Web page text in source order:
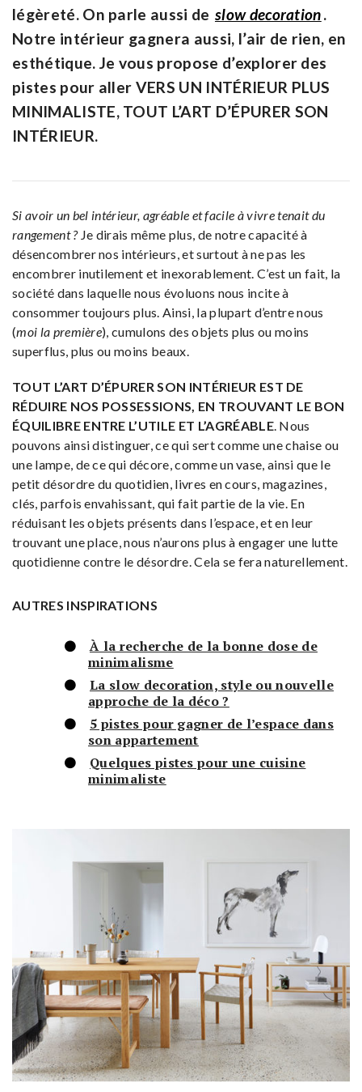
légèreté. On parle aussi de slow decoration.
Notre intérieur gagnera aussi, l’air de rien, en
esthétique. Je vous propose d’explorer des
pistes pour aller VERS UN INTÉRIEUR PLUS
MINIMALISTE, TOUT L’ART D’ÉPURER SON
INTÉRIEUR.
Si avoir un bel intérieur, agréable et facile à vivre tenait du
rangement ? Je dirais même plus, de notre capacité à
désencombrer nos intérieurs, et surtout à ne pas les
encombrer inutilement et inexorablement. C’est un fait, la
société dans laquelle nous évoluons nous incite à
consommer toujours plus. Ainsi, la plupart d’entre nous
(moi la première), cumulons des objets plus ou moins
superflus, plus ou moins beaux.
TOUT L’ART D’ÉPURER SON INTÉRIEUR EST DE
RÉDUIRE NOS POSSESSIONS, EN TROUVANT LE BON
ÉQUILIBRE ENTRE L’UTILE ET L’AGRÉABLE. Nous
pouvons ainsi distinguer, ce qui sert comme une chaise ou
une lampe, de ce qui décore, comme un vase, ainsi que le
petit désordre du quotidien, livres en cours, magazines,
clés, parfois envahissant, qui fait partie de la vie. En
réduisant les objets présents dans l’espace, et en leur
trouvant une place, nous n’aurons plus à engager une lutte
quotidienne contre le désordre. Cela se fera naturellement.
AUTRES INSPIRATIONS
À la recherche de la bonne dose de
minimalisme
La slow decoration, style ou nouvelle
approche de la déco ?
5 pistes pour gagner de l’espace dans
son appartement
Quelques pistes pour une cuisine
minimaliste